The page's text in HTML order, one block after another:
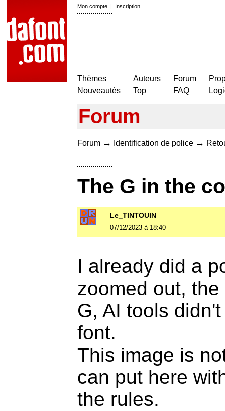
Mon compte | Inscription
Thèmes
Nouveautés
Auteurs
Top
Forum
FAQ
Forum
Forum → Identification de police →
The G in the
Le_TINTOUIN
07/12/2023 à 18:40
I already did a
zoomed out,
G, AI tools
font.
This image is
can put here
the rules.